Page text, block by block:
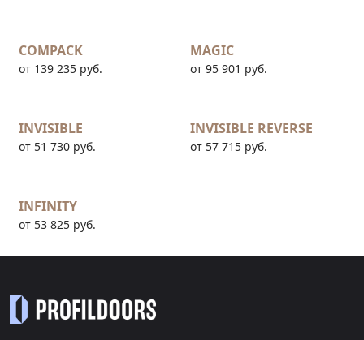
COMPACK
от 139 235 руб.
MAGIC
от 95 901 руб.
INVISIBLE
от 51 730 руб.
INVISIBLE REVERSE
от 57 715 руб.
INFINITY
от 53 825 руб.